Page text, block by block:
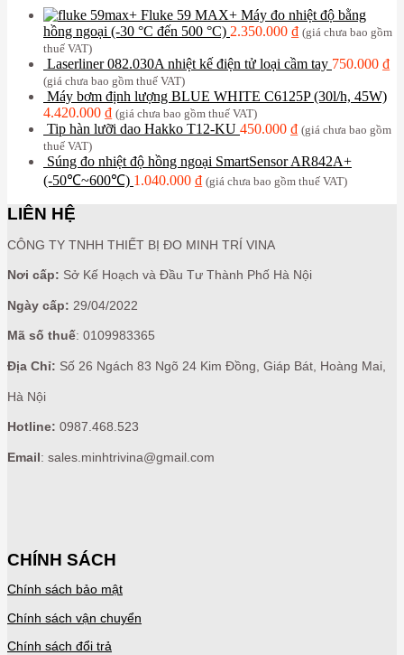
Fluke 59 MAX+ Máy đo nhiệt độ bằng
hồng ngoại (-30 °C đến 500 °C) 2.350.000 ₫ (giá chưa bao gồm
thuế VAT)
Laserliner 082.030A nhiệt kế điện tử loại cầm tay 750.000 ₫
(giá chưa bao gồm thuế VAT)
Máy bơm định lượng BLUE WHITE C6125P (30l/h, 45W)
4.420.000 ₫ (giá chưa bao gồm thuế VAT)
Tip hàn lưỡi dao Hakko T12-KU 450.000 ₫ (giá chưa bao gồm
thuế VAT)
Súng đo nhiệt độ hồng ngoại SmartSensor AR842A+
(-50℃~600℃) 1.040.000 ₫ (giá chưa bao gồm thuế VAT)
LIÊN HỆ
CÔNG TY TNHH THIẾT BỊ ĐO MINH TRÍ VINA
Nơi cấp: Sở Kế Hoạch và Đầu Tư Thành Phố Hà Nội
Ngày cấp: 29/04/2022
Mã số thuế: 0109983365
Địa Chỉ: Số 26 Ngách 83 Ngõ 24 Kim Đồng, Giáp Bát, Hoàng Mai,
Hà Nội
Hotline: 0987.468.523
Email : sales.minhtrivina@gmail.com
CHÍNH SÁCH
Chính sách bảo mật
Chính sách vận chuyển
Chính sách đổi trả